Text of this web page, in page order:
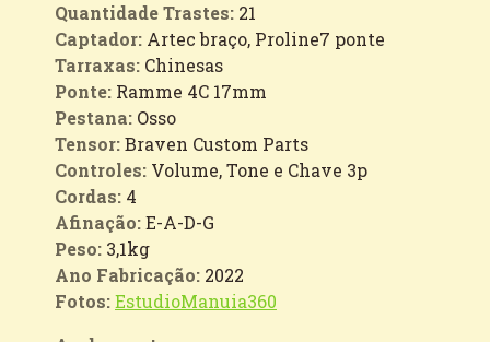
Quantidade Trastes: 21
Captador: Artec braço, Proline7 ponte
Tarraxas: Chinesas
Ponte: Ramme 4C 17mm
Pestana: Osso
Tensor:Braven Custom Parts
Controles: Volume, Tone e Chave 3p
Cordas: 4
Afinação:E-A-D-G
Peso: 3,1kg
Ano Fabricação: 2022
Fotos:EstudioManuia360